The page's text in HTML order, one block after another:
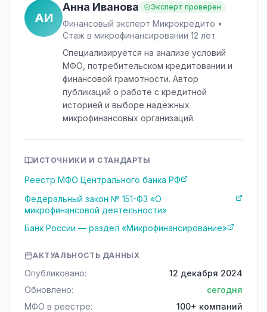
АИ
Анна Иванова Эксперт проверен
Финансовый эксперт Микрокредито •
Стаж в микрофинансировании 12 лет
Специализируется на анализе условий
МФО, потребительском кредитовании и
финансовой грамотности. Автор
публикаций о работе с кредитной
историей и выборе надёжных
микрофинансовых организаций.
ИСТОЧНИКИ И СТАНДАРТЫ
Реестр МФО Центрального банка РФ
Федеральный закон № 151-ФЗ «О
микрофинансовой деятельности»
Банк России — раздел «Микрофинансирование»
АКТУАЛЬНОСТЬ ДАННЫХ
Опубликовано:
12 декабря 2024
Обновлено:
сегодня
МФО в реестре:
100+ компаний